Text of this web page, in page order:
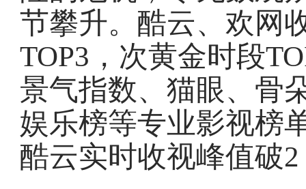
节攀升。酷云、欢网
TOP3，次黄金时段
景气指数、猫眼、骨
娱乐榜等专业影视榜
酷云实时收视峰值破